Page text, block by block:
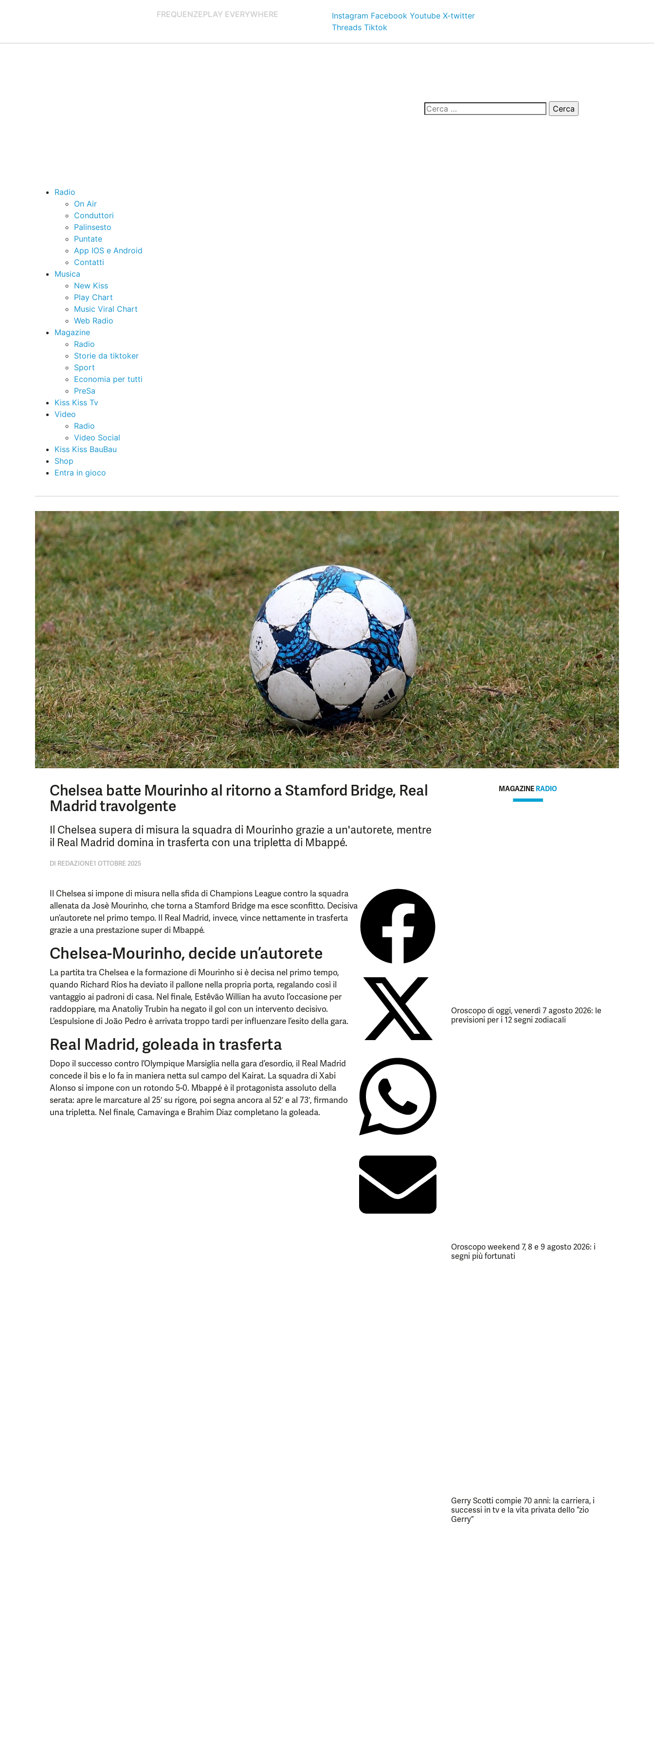
FREQUENZEPLAY EVERYWHERE Instagram Facebook Youtube X-twitter
Threads Tiktok
Radio
On Air
Conduttori
Palinsesto
Puntate
App IOS e Android
Contatti
Musica
New Kiss
Play Chart
Music Viral Chart
Web Radio
Magazine
Radio
Storie da tiktoker
Sport
Economia per tutti
PreSa
Kiss Kiss Tv
Video
Radio
Video Social
Kiss Kiss BauBau
Shop
Entra in gioco
Chelsea batte Mourinho al ritorno a Stamford Bridge, Real
Madrid travolgente
Il Chelsea supera di misura la squadra di Mourinho grazie a un'autorete, mentre
il Real Madrid domina in trasferta con una tripletta di Mbappé.
DI REDAZIONE1 OTTOBRE 2025
Il Chelsea si impone di misura nella sfida di Champions League contro la squadra
allenata da Josè Mourinho, che torna a Stamford Bridge ma esce sconfitto. Decisiva
un’autorete nel primo tempo. Il Real Madrid, invece, vince nettamente in trasferta
grazie a una prestazione super di Mbappé.
Chelsea-Mourinho, decide un’autorete
La partita tra Chelsea e la formazione di Mourinho si è decisa nel primo tempo,
quando Richard Ríos ha deviato il pallone nella propria porta, regalando così il
vantaggio ai padroni di casa. Nel finale, Estêvão Willian ha avuto l’occasione per
raddoppiare, ma Anatoliy Trubin ha negato il gol con un intervento decisivo.
L’espulsione di João Pedro è arrivata troppo tardi per influenzare l’esito della gara.
Real Madrid, goleada in trasferta
Dopo il successo contro l’Olympique Marsiglia nella gara d’esordio, il Real Madrid
concede il bis e lo fa in maniera netta sul campo del Kairat. La squadra di Xabi
Alonso si impone con un rotondo 5-0. Mbappé è il protagonista assoluto della
serata: apre le marcature al 25′ su rigore, poi segna ancora al 52′ e al 73′, firmando
una tripletta. Nel finale, Camavinga e Brahim Diaz completano la goleada.
MAGAZINE RADIO
Oroscopo di oggi, venerdì 7 agosto 2026: le
previsioni per i 12 segni zodiacali
Oroscopo weekend 7, 8 e 9 agosto 2026: i
segni più fortunati
Gerry Scotti compie 70 anni: la carriera, i
successi in tv e la vita privata dello “zio
Gerry”